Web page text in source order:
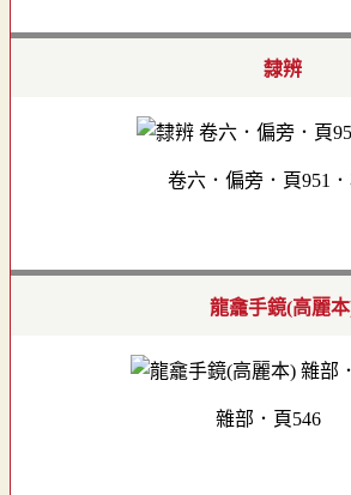
隸辨
卷六．偏旁．頁951
龍龕手鏡(高麗
雜部．頁546